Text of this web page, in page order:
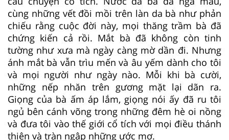
cùng những vết đồi mồi trên làn da bà như phản
chiếu rằng cuộc đời này, mọi thăng trầm bà đã
chứng kiến cả rồi. Mắt bà đã không còn tinh
tường như xưa mà ngày càng mờ dần đi. Nhưng
ánh mắt bà vẫn trìu mến và âu yếm dành cho tôi
và mọi người như ngày nào. Mỗi khi bà cười,
những nếp nhăn trên gương mặt lại dãn ra.
Giọng của bà ấm áp lắm, giọng nói ấy đã ru tôi
ngủ bên cánh võng trong những đêm hè oi nồng
và đưa tôi vào thế giới cổ tích với mọi điều thánh
thiện và tràn ngập những ước mơ.